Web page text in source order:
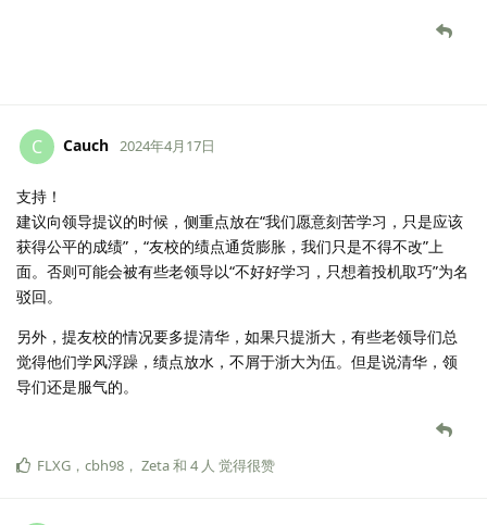
C Cauch 2024年4月17日
支持！
建议向领导提议的时候，侧重点放在“我们愿意刻苦学习，只是应该
获得公平的成绩”，“友校的绩点通货膨胀，我们只是不得不改”上
面。否则可能会被有些老领导以“不好好学习，只想着投机取巧”为名
驳回。
另外，提友校的情况要多提清华，如果只提浙大，有些老领导们总
觉得他们学风浮躁，绩点放水，不屑于浙大为伍。但是说清华，领
导们还是服气的。
FLXG ， cbh98 ， Zeta和 4 人 觉得很赞